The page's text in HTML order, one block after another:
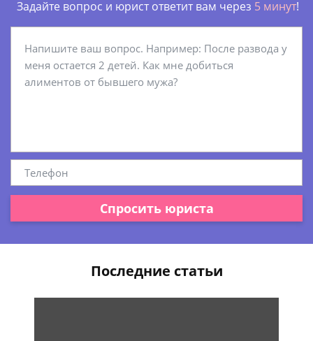
Задайте вопрос и юрист ответит вам через 5 минут!
Спросить юриста
Последние статьи